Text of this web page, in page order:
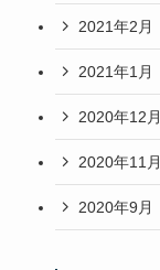
2021年2月
2021年1月
2020年12月
2020年11月
2020年9月